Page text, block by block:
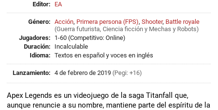
Editor:
EA
Género: Acción, Primera persona (FPS), Shooter, Battle royale
(Guerra futurista, Ciencia ficción y Mechas y Robots)
Jugadores:
1-60 (Competitivo: Online)
Duración:
Incalculable
Idioma: Textos en español y voces en inglés
Lanzamiento: 4 de febrero de 2019 (Pegi: +16)
Apex Legends es un videojuego de la saga Titanfall que,
aunque renuncie a su nombre, mantiene parte del espíritu de la